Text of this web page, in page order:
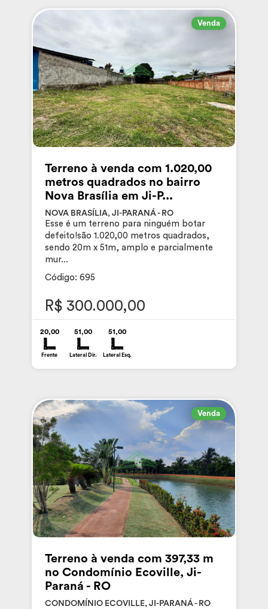
Venda
Terreno à venda com 1.020,00
metros quadrados no bairro
Nova Brasília em Ji-P...
NOVA BRASÍLIA, JI-PARANÁ - RO
Esse é um terreno para ninguém botar
defeito!são 1.020,00 metros quadrados,
sendo 20m x 51m, amplo e parcialmente
mur...
Código: 695
R$ 300.000,00
20,00
Frente
51,00
Lateral Dir.
51,00
Lateral Esq.
Venda
Terreno à venda com 397,33 m
no Condomínio Ecoville, Ji-
Paraná - RO
CONDOMÍNIO ECOVILLE, JI-PARANÁ - RO